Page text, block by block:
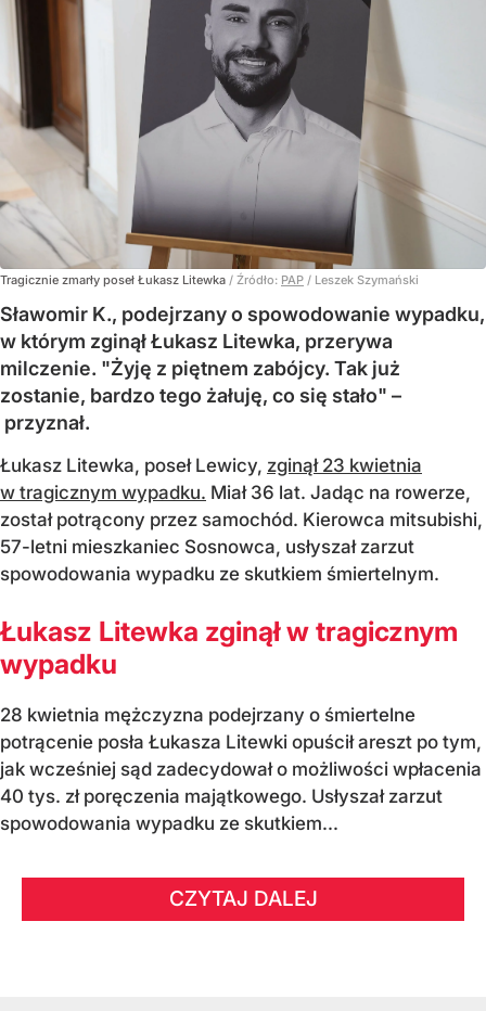
Tragicznie zmarły poseł Łukasz Litewka / Źródło: PAP / Leszek Szymański
Sławomir K., podejrzany o spowodowanie wypadku,
w którym zginął Łukasz Litewka, przerywa
milczenie. "Żyję z piętnem zabójcy. Tak już
zostanie, bardzo tego żałuję, co się stało" –
przyznał.
Łukasz Litewka, poseł Lewicy, zginął 23 kwietnia
w tragicznym wypadku. Miał 36 lat. Jadąc na rowerze,
został potrącony przez samochód. Kierowca mitsubishi,
57-letni mieszkaniec Sosnowca, usłyszał zarzut
spowodowania wypadku ze skutkiem śmiertelnym.
Łukasz Litewka zginął w tragicznym
wypadku
28 kwietnia mężczyzna podejrzany o śmiertelne
potrącenie posła Łukasza Litewki opuścił areszt po tym,
jak wcześniej sąd zadecydował o możliwości wpłacenia
40 tys. zł poręczenia majątkowego. Usłyszał zarzut
spowodowania wypadku ze skutkiem...
CZYTAJ DALEJ